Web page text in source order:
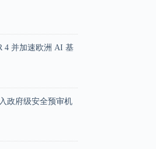
4 并加速欧洲 AI 基
政府级安全预审机